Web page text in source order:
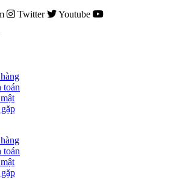
Twitter Youtube
toán
toán